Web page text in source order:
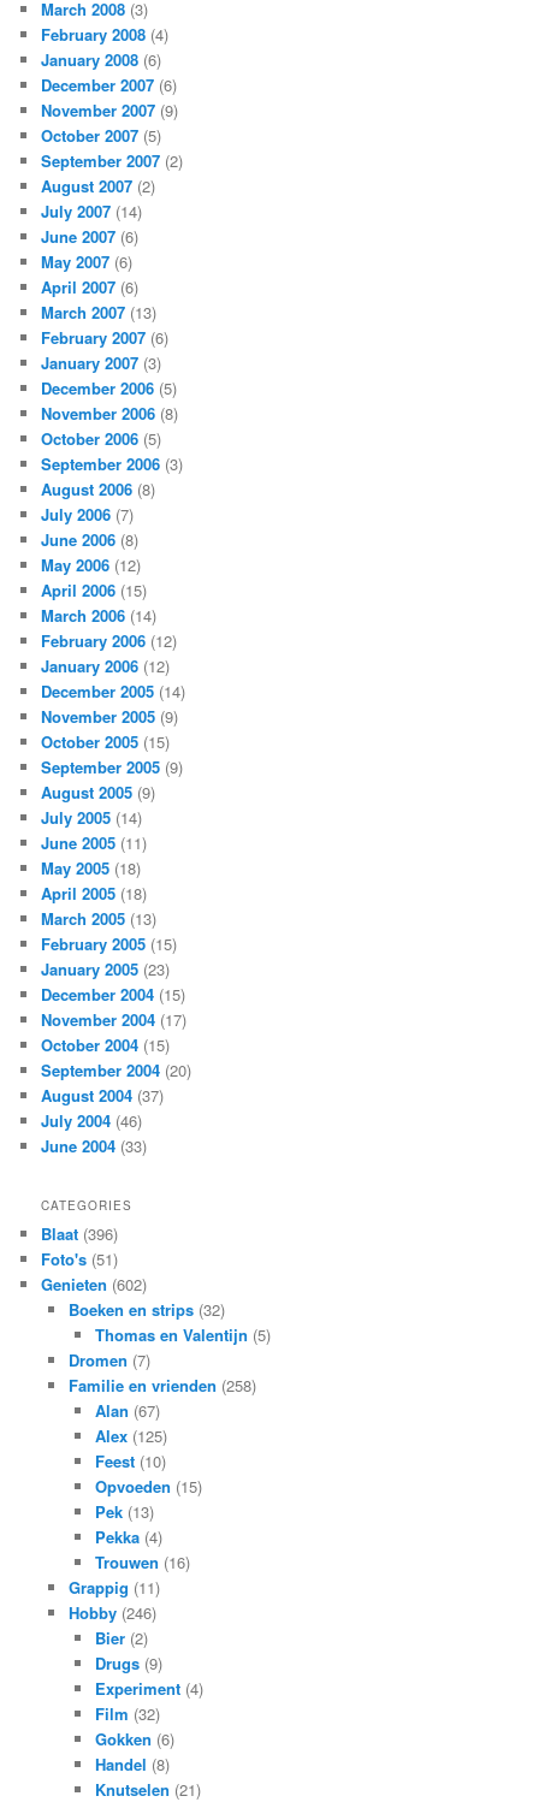
March 2008 (3)
February 2008 (4)
January 2008 (6)
December 2007 (6)
November 2007 (9)
October 2007 (5)
September 2007 (2)
August 2007 (2)
July 2007 (14)
June 2007 (6)
May 2007 (6)
April 2007 (6)
March 2007 (13)
February 2007 (6)
January 2007 (3)
December 2006 (5)
November 2006 (8)
October 2006 (5)
September 2006 (3)
August 2006 (8)
July 2006 (7)
June 2006 (8)
May 2006 (12)
April 2006 (15)
March 2006 (14)
February 2006 (12)
January 2006 (12)
December 2005 (14)
November 2005 (9)
October 2005 (15)
September 2005 (9)
August 2005 (9)
July 2005 (14)
June 2005 (11)
May 2005 (18)
April 2005 (18)
March 2005 (13)
February 2005 (15)
January 2005 (23)
December 2004 (15)
November 2004 (17)
October 2004 (15)
September 2004 (20)
August 2004 (37)
July 2004 (46)
June 2004 (33)
CATEGORIES
Blaat (396)
Foto's (51)
Genieten (602)
Boeken en strips(32)
Thomas en Valentijn (5)
Dromen (7)
Familie en vrienden (258)
Alan (67)
Alex (125)
Feest (10)
Opvoeden (15)
Pek (13)
Pekka (4)
Trouwen (16)
Grappig (11)
Hobby(246)
Bier (2)
Drugs (9)
Experiment (4)
Film (32)
Gokken (6)
Handel (8)
Knutselen (21)